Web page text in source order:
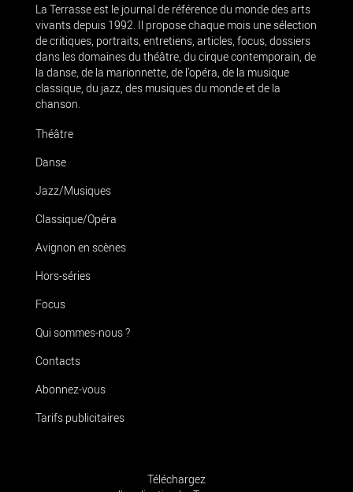
La Terrasse est le journal de référence du monde des arts
vivants depuis 1992. Il propose chaque mois une sélection
de critiques, portraits, entretiens, articles, focus, dossiers
dans les domaines du théâtre, du cirque contemporain, de
la danse, de la marionnette, de l’opéra, de la musique
classique, du jazz, des musiques du monde et de la
chanson.
Théâtre
Danse
Jazz/Musiques
Classique/Opéra
Avignon en scènes
Hors-séries
Focus
Qui sommes-nous ?
Contacts
Abonnez-vous
Tarifs publicitaires
Téléchargez